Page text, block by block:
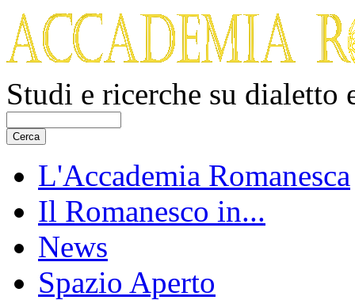
Studi e ricerche su
L'Accademia Romanesca
Il Romanesco in...
News
Spazio Aperto